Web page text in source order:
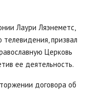
Лаури Ляэнеметс,
призвал
Церковь
ее деятельность.
договора об